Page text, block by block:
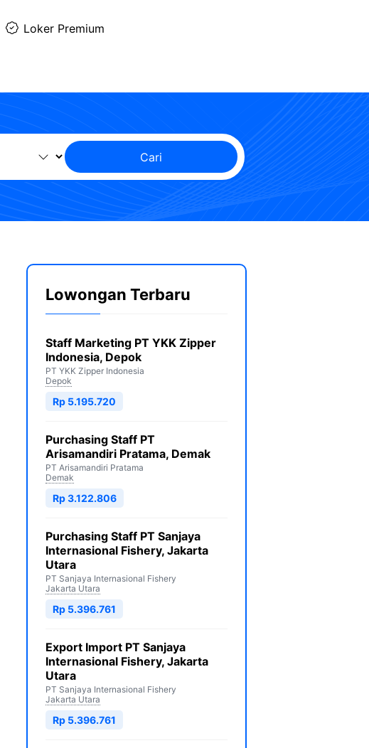
Loker Premium
Cari
Lowongan Terbaru
Staff Marketing PT YKK Zipper
Indonesia, Depok
PT YKK Zipper Indonesia
Depok
Rp 5.195.720
Purchasing Staff PT
Arisamandiri Pratama, Demak
PT Arisamandiri Pratama
Demak
Rp 3.122.806
Purchasing Staff PT Sanjaya
Internasional Fishery, Jakarta
Utara
PT Sanjaya Internasional Fishery
Jakarta Utara
Rp 5.396.761
Export Import PT Sanjaya
Internasional Fishery, Jakarta
Utara
PT Sanjaya Internasional Fishery
Jakarta Utara
Rp 5.396.761